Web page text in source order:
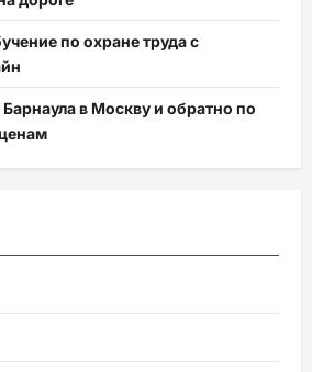
по охране труда с
Барнаула в Москву и обратно по